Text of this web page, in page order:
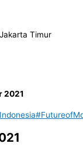
Timur
2021